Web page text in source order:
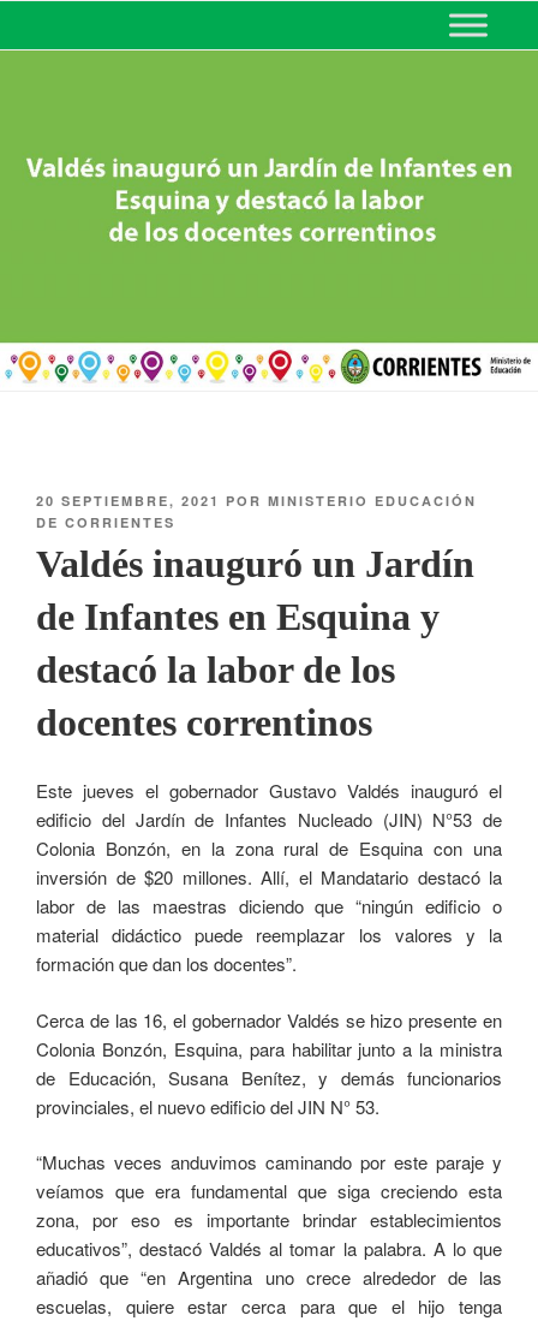
MINISTERIO DE EDUCACIÓN
DE CORRIENTES
20 SEPTIEMBRE, 2021 POR MINISTERIO EDUCACIÓN
DE CORRIENTES
Valdés inauguró un Jardín
de Infantes en Esquina y
destacó la labor de los
docentes correntinos
Este jueves el gobernador Gustavo Valdés inauguró el
edificio del Jardín de Infantes Nucleado (JIN) N°53 de
Colonia Bonzón, en la zona rural de Esquina con una
inversión de $20 millones. Allí, el Mandatario destacó la
labor de las maestras diciendo que “ningún edificio o
material didáctico puede reemplazar los valores y la
formación que dan los docentes”.
Cerca de las 16, el gobernador Valdés se hizo presente en
Colonia Bonzón, Esquina, para habilitar junto a la ministra
de Educación, Susana Benítez, y demás funcionarios
provinciales, el nuevo edificio del JIN N° 53.
“Muchas veces anduvimos caminando por este paraje y
veíamos que era fundamental que siga creciendo esta
zona, por eso es importante brindar establecimientos
educativos”, destacó Valdés al tomar la palabra. A lo que
añadió que “en Argentina uno crece alrededor de las
escuelas, quiere estar cerca para que el hijo tenga